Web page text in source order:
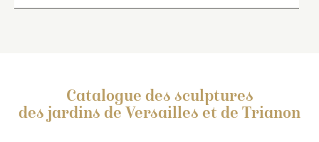
Catalogue des sculptures
des jardins de Versailles et de Trianon